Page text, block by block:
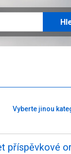
Vyberte jinou
příspěvkové